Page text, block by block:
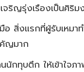
ริญรุ่งเรืองเป็นศิริม
อ สิ่งแรกที่ผู้รับเหม
ญมาก
นนักทุบตึก ให้เข้าใ